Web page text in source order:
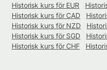
Historisk kurs för EUR
Historisk kurs för CAD
Historisk kurs för NZD
Historisk kurs för SGD
Historisk kurs för CHF